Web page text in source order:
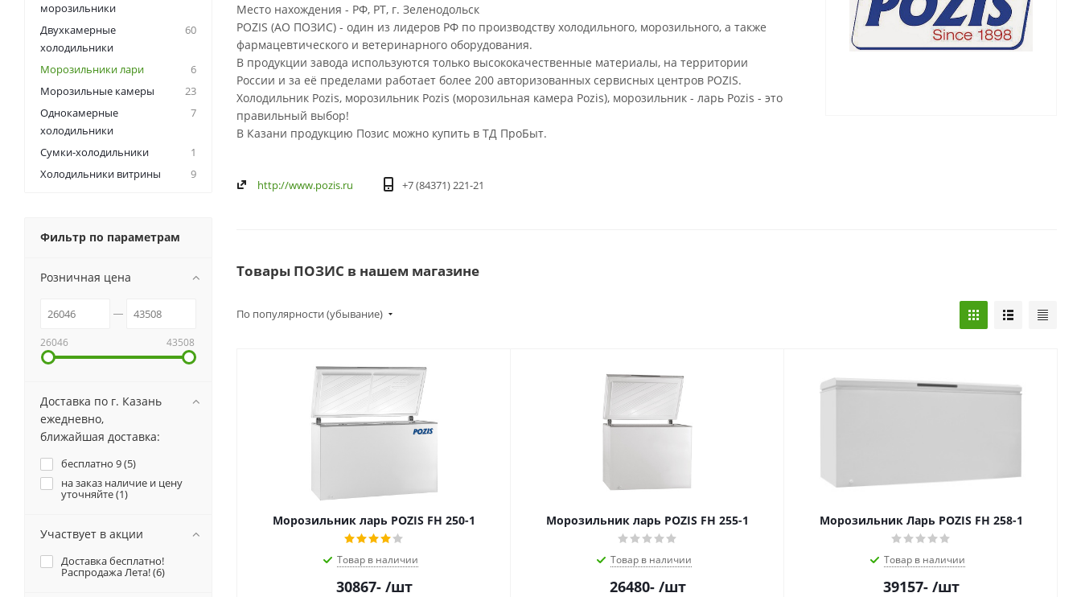
Место нахождения - РФ, РТ, г. Зеленодольск
POZIS (АО ПОЗИС) - один из лидеров РФ по производству холодильного, морозильного, а также
фармацевтического и ветеринарного оборудования.
В продукции завода используются только высококачественные материалы, на территории
России и за её пределами работает более 200 авторизованных сервисных центров POZIS.
Холодильник Pozis, морозильник Pozis (морозильная камера Pozis), морозильник - ларь Pozis - это
правильный выбор!
В Казани продукцию Позис можно купить в ТД ПроБыт.
http://www.pozis.ru +7 (84371) 221-21
Товары ПОЗИС в нашем магазине
По популярности (убывание)
Морозильник ларь POZIS FH 250-1
Товар в наличии
30867- /шт
Морозильник ларь POZIS FH 255-1
Товар в наличии
26480- /шт
Морозильник Ларь POZIS FH 258-1
Товар в наличии
39157- /шт
морозильники
Двухкамерные
холодильники
60
Морозильники лари
6
Морозильные камеры
23
Однокамерные
холодильники
7
Сумки-холодильники
1
Холодильники витрины
9
Фильтр по параметрам
Розничная цена
26046 43508
Доставка по г. Казань
ежедневно,
ближайшая доставка:
бесплатно 9 (5)
на заказ наличие и цену
уточняйте (1)
Участвует в акции
Доставка бесплатно!
Распродажа Лета! (6)